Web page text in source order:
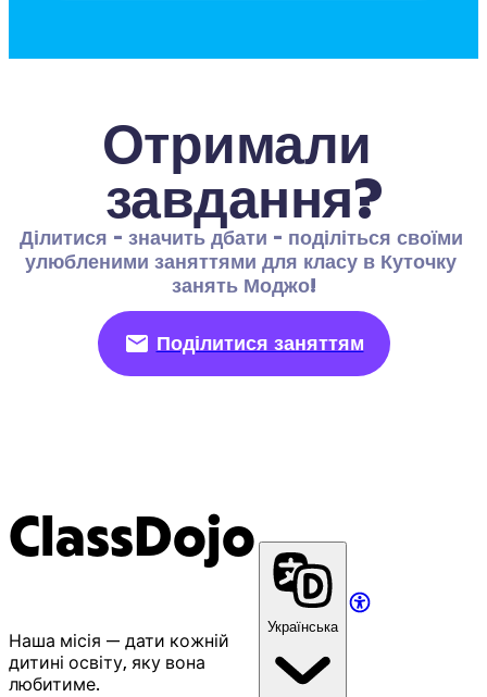
Отримали
завдання?
Ділитися - значить дбати - поділіться своїми
улюбленими заняттями для класу в Куточку
занять Моджо!
Поділитися заняттям
ClassDojo
Наша місія — дати кожній
дитині освіту, яку вона
любитиме.
Українська